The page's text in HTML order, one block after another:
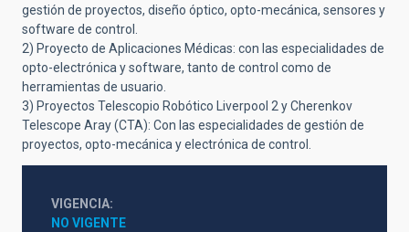
gestión de proyectos, diseño óptico, opto-mecánica, sensores y
software de control.
2) Proyecto de Aplicaciones Médicas: con las especialidades de
opto-electrónica y software, tanto de control como de
herramientas de usuario.
3) Proyectos Telescopio Robótico Liverpool 2 y Cherenkov
Telescope Aray (CTA): Con las especialidades de gestión de
proyectos, opto-mecánica y electrónica de control.
VIGENCIA
NO VIGENTE